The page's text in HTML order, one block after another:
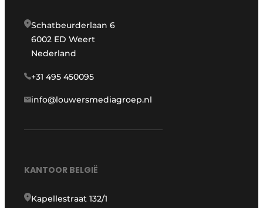
Schatbeurderlaan 6
6002 ED Weert
Nederland
+31 495 450095
info@louwersmediagroep.nl
KANTOOR BELGIË
Kapellestraat 132/1